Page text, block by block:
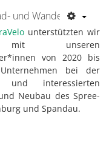
und Wanderweg
unterstützten wir
mit unseren
von 2020 bis
bei der
und interessierten
Neubau des Spree-
und Spandau.